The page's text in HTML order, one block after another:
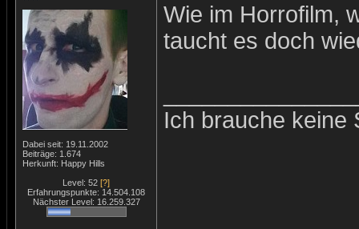
Dabei seit: 19.11.2002
Beiträge: 1.674
Herkunft: Happy Hills
Level: 52 [?]
Erfahrungspunkte: 14.504.108
Nächster Level: 16.259.327
Wie im Horrofilm,
taucht es doch
Ich brauche keine